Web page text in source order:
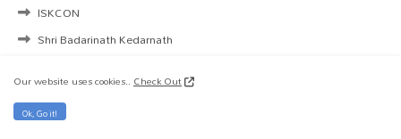
ISKCON
Shri Badarinath Kedarnath
Home
Cookies Policy !
Our website uses cookies..Check Out
Ok, Go it!